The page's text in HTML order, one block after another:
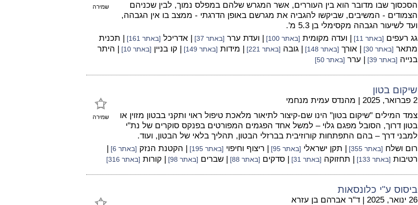
שמירה
הסכסוך שבו מדובר הוא בין העוררים, אשר המגרש שלהם במפלס נמוך, לבין שכניהם
הצמודים - המשיבים, שביקשו להגביה את מגרשם באופן הדרגתי - ממצב בו אין הגבהה,
ועד לשיעור הגבהה מקסימלי בן 5.3 מ'.
גג רעפים [באתר 11] | ועדה מקומית [באתר 100] | ועדת ערר [באתר 37] | אדריכל [באתר 161]
| תכנית
מתאר [באתר 30] | אורך [באתר 148] | גובה [באתר 221] | מידות [באתר 149] | קו בניין [באתר 10]
| היתר
בנייה [באתר 39] | ערר [באתר 50]
שיקום בטון
שמירה
2 פברואר, 2025 | מהנדס עמית מנחמי
צמד המילים "שיקום בטון" הינו שם-קיצור לתיאור מלאכת טיפול ראוי ותקני בבטון מזוין או
בטון דרוך, הסובל מפגם גלוי – למשל אחד הפגמים המפורטים בפנקס סוקרים של נת"י
למבני דרך – בהם התפתחות קורוזיבית בברזלי הבטון, תהליך בלאי של הבטון, ועוד.
רום ושלח [באתר 355] | תקן ישראלי [באתר 95] | ריצוף וחיפוי [באתר 195] | הקטנת הנזק [באתר 6]
|
רטיבות [באתר 133] | תחזוקה [באתר 31] | סדקים [באתר 88] | שברים [באתר 98] | קורות [באתר 316]
ביסוס ע"י כלונסאות
26 ינואר, 2025 | ד"ר אברהם בן עזרא